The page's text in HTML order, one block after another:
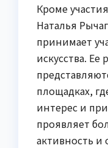
Кроме
Наталья
принимает
искусства.
площадках,
интерес и
проявляет
активность и